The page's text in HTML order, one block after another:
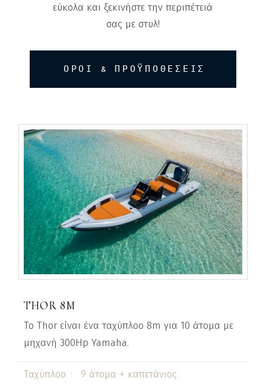
εύκολα και ξεκινήστε την περιπέτειά
σας με στυλ!
ΟΡΟΙ & ΠΡΟΫΠΟΘΕΣΕΙΣ
THOR 8M
Το Thor είναι ένα ταχύπλοο 8m για 10 άτομα με
μηχανή 300Hp Yamaha.
Ταχύπλοο 9 άτομα + καπετάνιος